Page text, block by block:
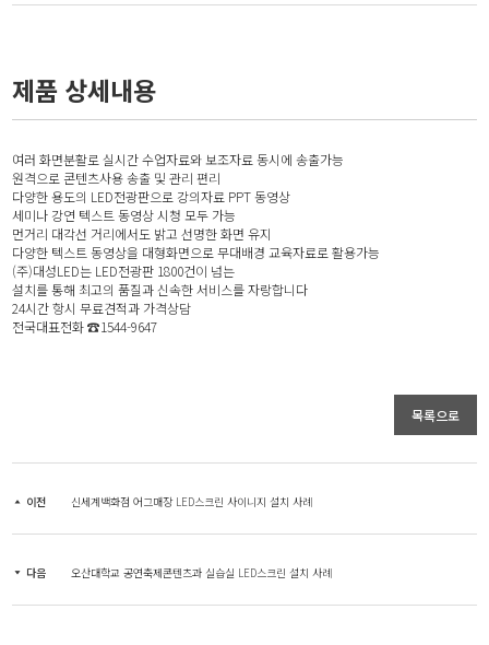
제품 상세내용
여러 화면분활로 실시간 수업자료와 보조자료 동시에 송출가능
원격으로 콘텐츠사용 송출 및 관리 편리
다양한 용도의 LED전광판으로 강의자료 PPT 동영상
세미나 강연 텍스트 동영상 시청 모두 가능
먼거리 대각선 거리에서도 밝고 선명한 화면 유지
다양한 텍스트 동영상을 대형화면으로 무대배경 교육자료로 활용가능
(주)대성LED는 LED전광판 1800건이 넘는
설치를 통해 최고의 품질과 신속한 서비스를 자랑합니다
24시간 항시 무료견적과 가격상담
전국대표전화 ☎1544-9647
목록으로
이전 신세계백화점 어그매장 LED스크린 사이니지 설치 사례
다음 오산대학교 공연축제콘텐츠과 실습실 LED스크린 설치 사례